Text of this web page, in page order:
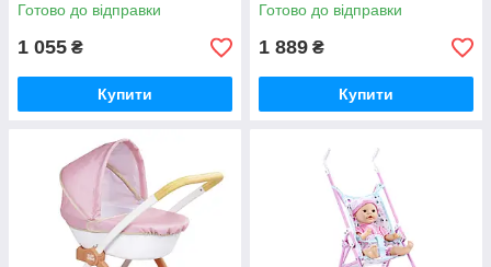
Готово до відправки
1 055 ₴
Купити
(7600251225)
Готово до відправки
1 889 ₴
Купити